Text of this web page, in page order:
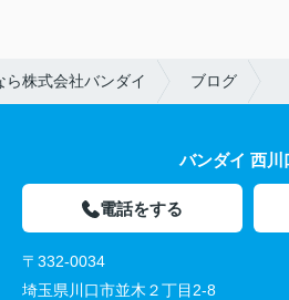
株式会社バンダイ ブログ
バンダイ 西川
電話をする
〒332-0034
埼玉県川口市並木２丁目2-8